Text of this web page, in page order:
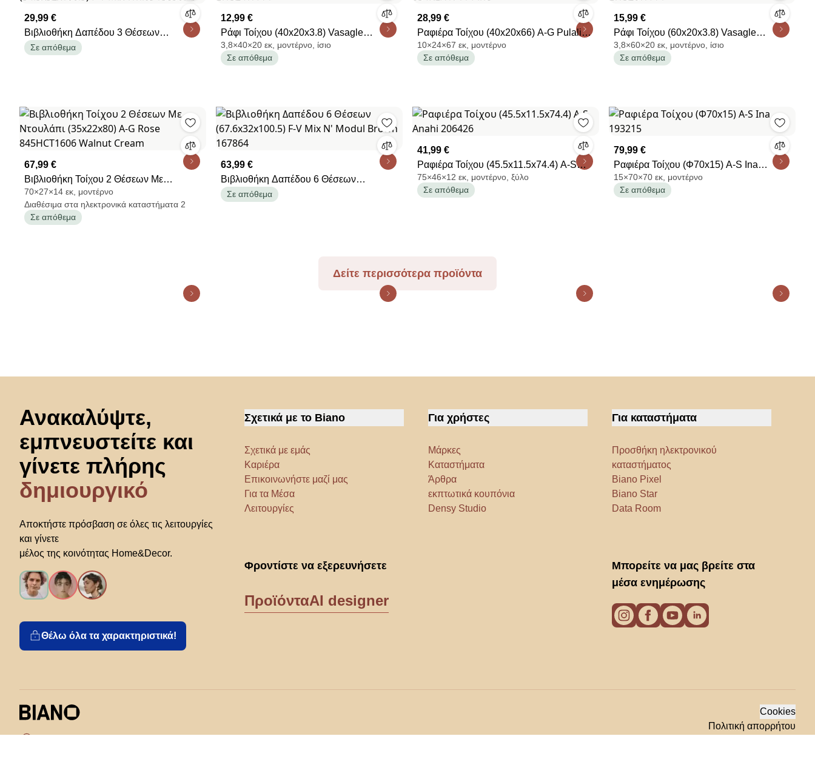
29,99 €
Βιβλιοθήκη Δαπέδου 3 Θέσεων
(34.5x32x100.5) F-V Mix White 138907C
Σε απόθεμα
12,99 €
Ράφι Τοίχου (40x20x3.8) Vasagle
LWS24WTV1
3,8×40×20 εκ, μοντέρνο, ίσιο
Σε απόθεμα
28,99 €
Ραφιέρα Τοίχου (40x20x66) A-G Pulalis
854KLN1711 Pine
10×24×67 εκ, μοντέρνο
Σε απόθεμα
15,99 €
Ράφι Τοίχου (60x20x3.8) Vasagle
LWS26WTV1
3,8×60×20 εκ, μοντέρνο, ίσιο
Σε απόθεμα
67,99 €
Βιβλιοθήκη Τοίχου 2 Θέσεων Με
Ντουλάπι (35x22x80) A-G Rose
845HCT1606 Walnut Cream
70×27×14 εκ, μοντέρνο
Διαθέσιμα στα ηλεκτρονικά καταστήματα 2
Σε απόθεμα
63,99 €
Βιβλιοθήκη Δαπέδου 6 Θέσεων
(67.6x32x100.5) F-V Mix N' Modul Brown
Σε απόθεμα
41,99 €
Ραφιέρα Τοίχου (45.5x11.5x74.4) A-S
Anahi 206426
75×46×12 εκ, μοντέρνο, ξύλο
Σε απόθεμα
79,99 €
Ραφιέρα Τοίχου (Φ70x15) A-S Ina
193215
15×70×70 εκ, μοντέρνο
Σε απόθεμα
Δείτε περισσότερα προϊόντα
Ανακαλύψτε,
εμπνευστείτε και
γίνετε πλήρης
δημιουργικό
Αποκτήστε πρόσβαση σε όλες τις λειτουργίες
και γίνετε
μέλος της κοινότητας Home&Decor.
Θέλω όλα τα χαρακτηριστικά!
Σχετικά με το Biano
Σχετικά με εμάς
Καριέρα
Επικοινωνήστε μαζί μας
Για τα Μέσα
Λειτουργίες
Για χρήστες
Μάρκες
Καταστήματα
Άρθρα
εκπτωτικά κουπόνια
Densy Studio
Για καταστήματα
Προσθήκη ηλεκτρονικού
καταστήματος
Biano Pixel
Biano Star
Data Room
Φροντίστε να εξερευνήσετε
ΠροϊόνταAI designer
Μπορείτε να μας βρείτε στα
μέσα ενημέρωσης
Cookies
Πολιτική απορρήτου